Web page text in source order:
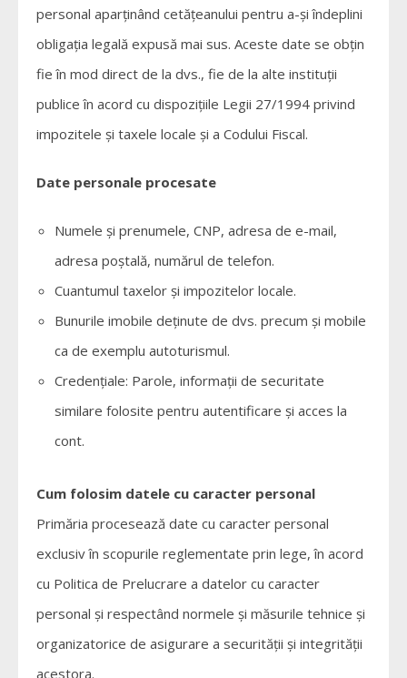
personal aparținând cetățeanului pentru a-și îndeplini
obligația legală expusă mai sus. Aceste date se obțin
fie în mod direct de la dvs., fie de la alte instituții
publice în acord cu dispozițiile Legii 27/1994 privind
impozitele și taxele locale și a Codului Fiscal.
Date personale procesate
Numele și prenumele, CNP, adresa de e-mail,
adresa poștală, numărul de telefon.
Cuantumul taxelor și impozitelor locale.
Bunurile imobile deținute de dvs. precum și mobile
ca de exemplu autoturismul.
Credențiale: Parole, informații de securitate
similare folosite pentru autentificare și acces la
cont.
Cum folosim datele cu caracter personal
Primăria procesează date cu caracter personal
exclusiv în scopurile reglementate prin lege, în acord
cu Politica de Prelucrare a datelor cu caracter
personal și respectând normele și măsurile tehnice și
organizatorice de asigurare a securității și integrității
acestora.